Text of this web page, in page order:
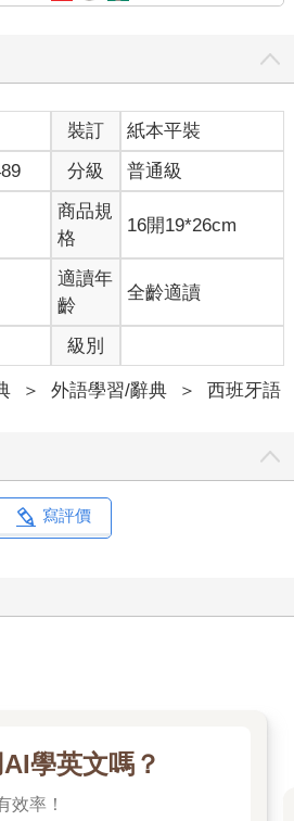
裝訂
紙本平裝
分級 普通級
商品規
格
16開19*26cm
適讀年
齡
全齡適讀
級別
＞ 外語學習/辭典 ＞ 西班牙語
寫評價
學英文嗎？
效率！